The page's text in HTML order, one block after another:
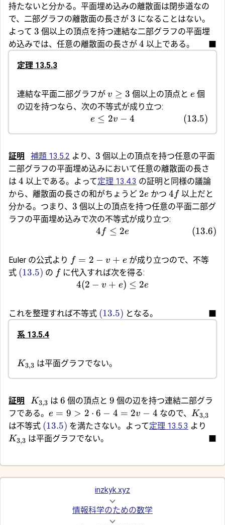
持たないと分かる。平面埋め込みの離散面は閉歩道なの
で、二部グラフの離散面の長さが 3 になることはない。
よって 3 個以上の頂点を持つ連結な二部グラフの平面埋
め込みでは、任意の離散面の長さが 4 以上である。
定理 13.5.3
連結な平面二部グラフが v ≥ 3 個以上の頂点とe 個
の辺を持つなら、次の不等式が成り立つ:
e ≤ 2v − 4 (13.5)
証明 補題 13.5.2 より、 3 個以上の頂点を持つ任意の平面
二部グラフの平面埋め込みにおいて任意の離散面の長さ
は 4 以上である。よって定理 13.4.3 の証明と同様の議論
から、離散面の長さの和がちょうど 2e かつ 4 f 以上だと
分かる。つまり、 3 個以上の頂点を持つ任意の平面二部グ
ラフの平面埋め込みで次の不等式が成り立つ:
4 f ≤ 2e (13.6)
Euler の公式より f = 2 − v + e が成り立つので、不等
式 (13.5) の f に代入すれば次を得る:
4(2 − v + e) ≤ 2e
これを整理すれば不等式 (13.5) となる。
系 13.5.4
K3,3 は平面グラフでない。
証明 K3,3 は6 個の頂点と9 個の辺を持つ連結二部グラ
フである。 e = 9 > 2 ⋅ 6 − 4 = 2v − 4 なので、 K3,3
は不等式 (13.5) を満たさない。よって定理 13.5.3 より
K3,3 は平面グラフでない。
inzkyk.xyz
情報科学のための数学